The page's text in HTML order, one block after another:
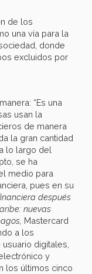
de los
una vía para la
donde
excluidos por
“Es una
usan la
de manera
la gran cantidad
lo largo del
se ha
medio para
pues en su
después
nuevas
Mastercard
a los
digitales,
y
los últimos cinco